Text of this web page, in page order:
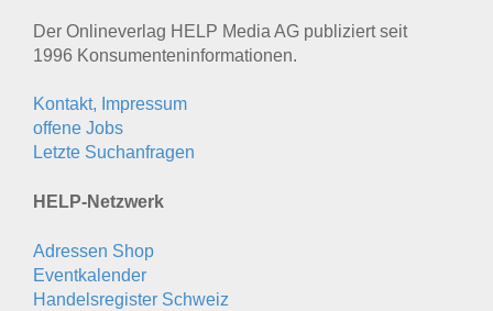
Der Onlineverlag HELP Media AG publiziert seit
1996 Konsumenten­informationen.
Kontakt, Impressum
offene Jobs
Letzte Suchanfragen
HELP-Netzwerk
Adressen Shop
Eventkalender
Handelsregister Schweiz